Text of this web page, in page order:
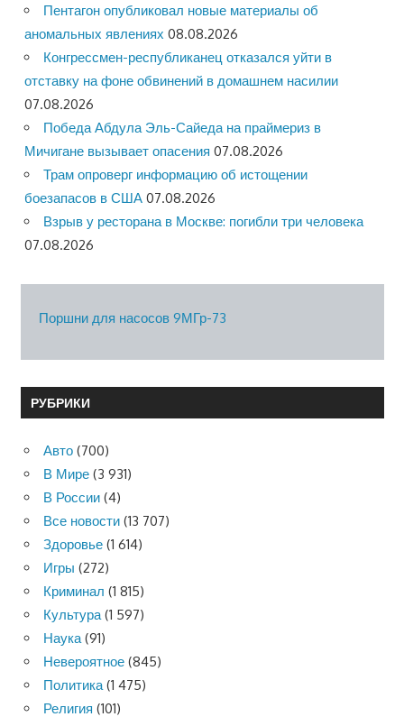
Пентагон опубликовал новые материалы об
аномальных явлениях 08.08.2026
Конгрессмен-республиканец отказался уйти в
отставку на фоне обвинений в домашнем насилии
07.08.2026
Победа Абдула Эль-Сайеда на праймериз в
Мичигане вызывает опасения 07.08.2026
Трам опроверг информацию об истощении
боезапасов в США 07.08.2026
Взрыв у ресторана в Москве: погибли три человека
07.08.2026
Поршни для насосов 9МГр-73
РУБРИКИ
Авто (700)
В Мире (3 931)
В России (4)
Все новости (13 707)
Здоровье (1 614)
Игры (272)
Криминал (1 815)
Культура(1 597)
Наука(91)
Невероятное (845)
Политика(1 475)
Религия (101)